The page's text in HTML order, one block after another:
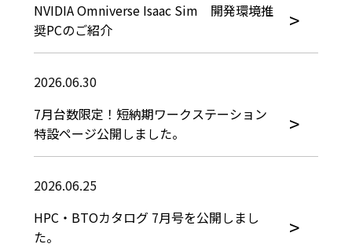
NVIDIA Omniverse Isaac Sim 開発環境推
奨PCのご紹介
2026.06.30
7月台数限定！短納期ワークステーション
特設ページ公開しました。
2026.06.25
HPC・BTOカタログ 7月号を公開しまし
た。